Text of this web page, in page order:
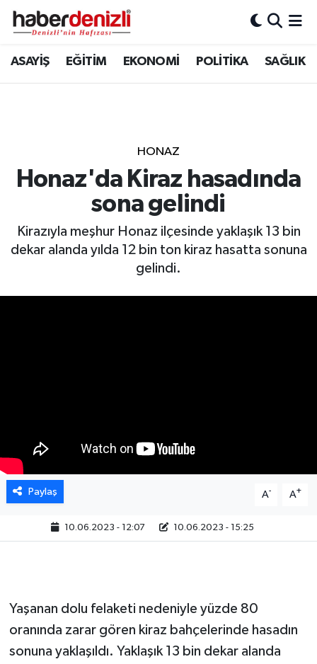
ASAYİŞ EĞİTİM EKONOMİ POLİTİKA SAĞLIK
HONAZ
Honaz'da Kiraz hasadında
sona gelindi
Kirazıyla meşhur Honaz ilçesinde yaklaşık 13 bin
dekar alanda yılda 12 bin ton kiraz hasatta sonuna
gelindi.
Paylaş A- A+
10.06.2023 - 12:07 10.06.2023 - 15:25
Yaşanan dolu felaketi nedeniyle yüzde 80
oranında zarar gören kiraz bahçelerinde hasadın
sonuna yaklaşıldı. Yaklaşık 13 bin dekar alanda
Denizli Nöbetçi Eczaneler
Tüm Manşetler
Son Dakika Haberleri